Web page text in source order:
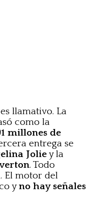
llamativo. La
como la
millones de
entrega se
Joliey la
. Todo
El motor del
yno hay señales